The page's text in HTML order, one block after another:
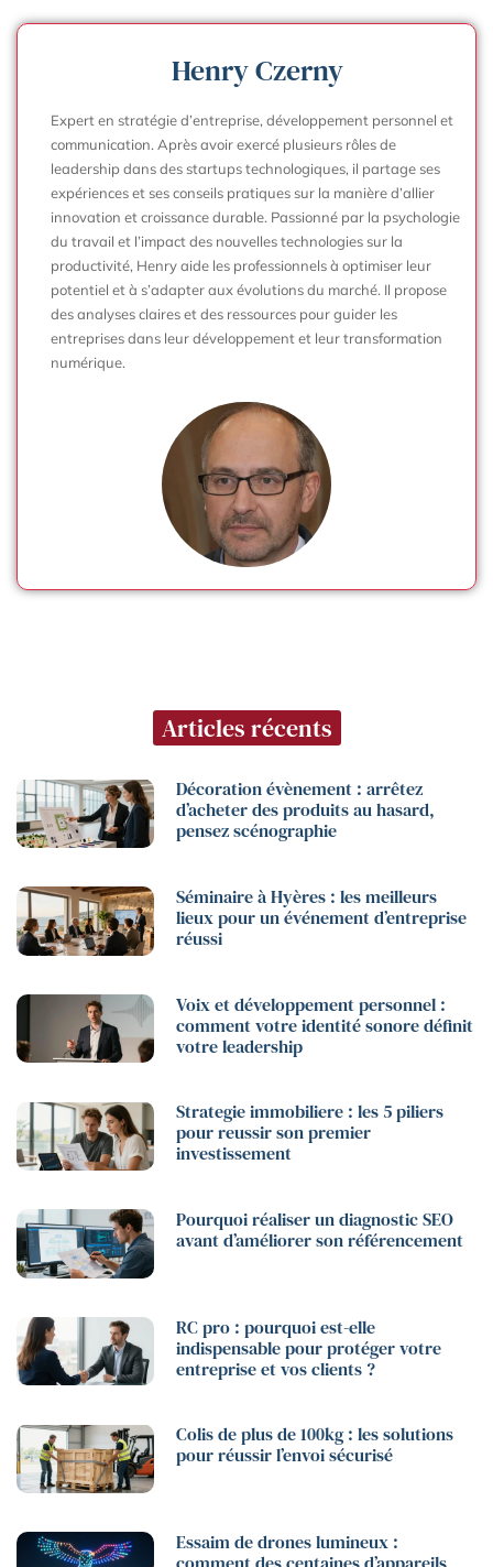
Henry Czerny
Expert en stratégie d’entreprise, développement personnel et
communication. Après avoir exercé plusieurs rôles de
leadership dans des startups technologiques, il partage ses
expériences et ses conseils pratiques sur la manière d’allier
innovation et croissance durable. Passionné par la psychologie
du travail et l’impact des nouvelles technologies sur la
productivité, Henry aide les professionnels à optimiser leur
potentiel et à s’adapter aux évolutions du marché. Il propose
des analyses claires et des ressources pour guider les
entreprises dans leur développement et leur transformation
numérique.
Articles récents
Décoration évènement : arrêtez
d’acheter des produits au hasard,
pensez scénographie
Séminaire à Hyères : les meilleurs
lieux pour un événement d’entreprise
réussi
Voix et développement personnel :
comment votre identité sonore définit
votre leadership
Strategie immobiliere : les 5 piliers
pour reussir son premier
investissement
Pourquoi réaliser un diagnostic SEO
avant d’améliorer son référencement
RC pro : pourquoi est-elle
indispensable pour protéger votre
entreprise et vos clients ?
Colis de plus de 100kg : les solutions
pour réussir l’envoi sécurisé
Essaim de drones lumineux :